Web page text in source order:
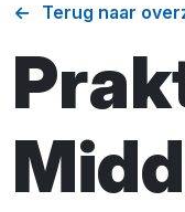
Terug naar